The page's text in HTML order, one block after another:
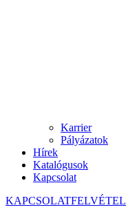
Karrier
Pályázatok
Hírek
Katalógusok
Kapcsolat
KAPCSOLATFELVÉTEL